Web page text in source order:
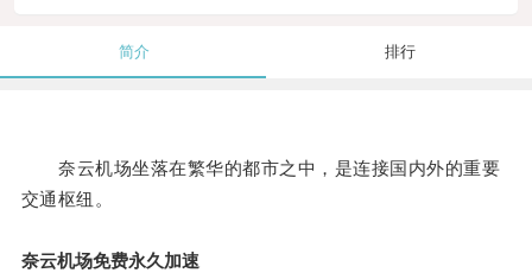
简介 排行
奈云机场坐落在繁华的都市之中，是连接国内外的重要
交通枢纽。
奈云机场免费永久加速